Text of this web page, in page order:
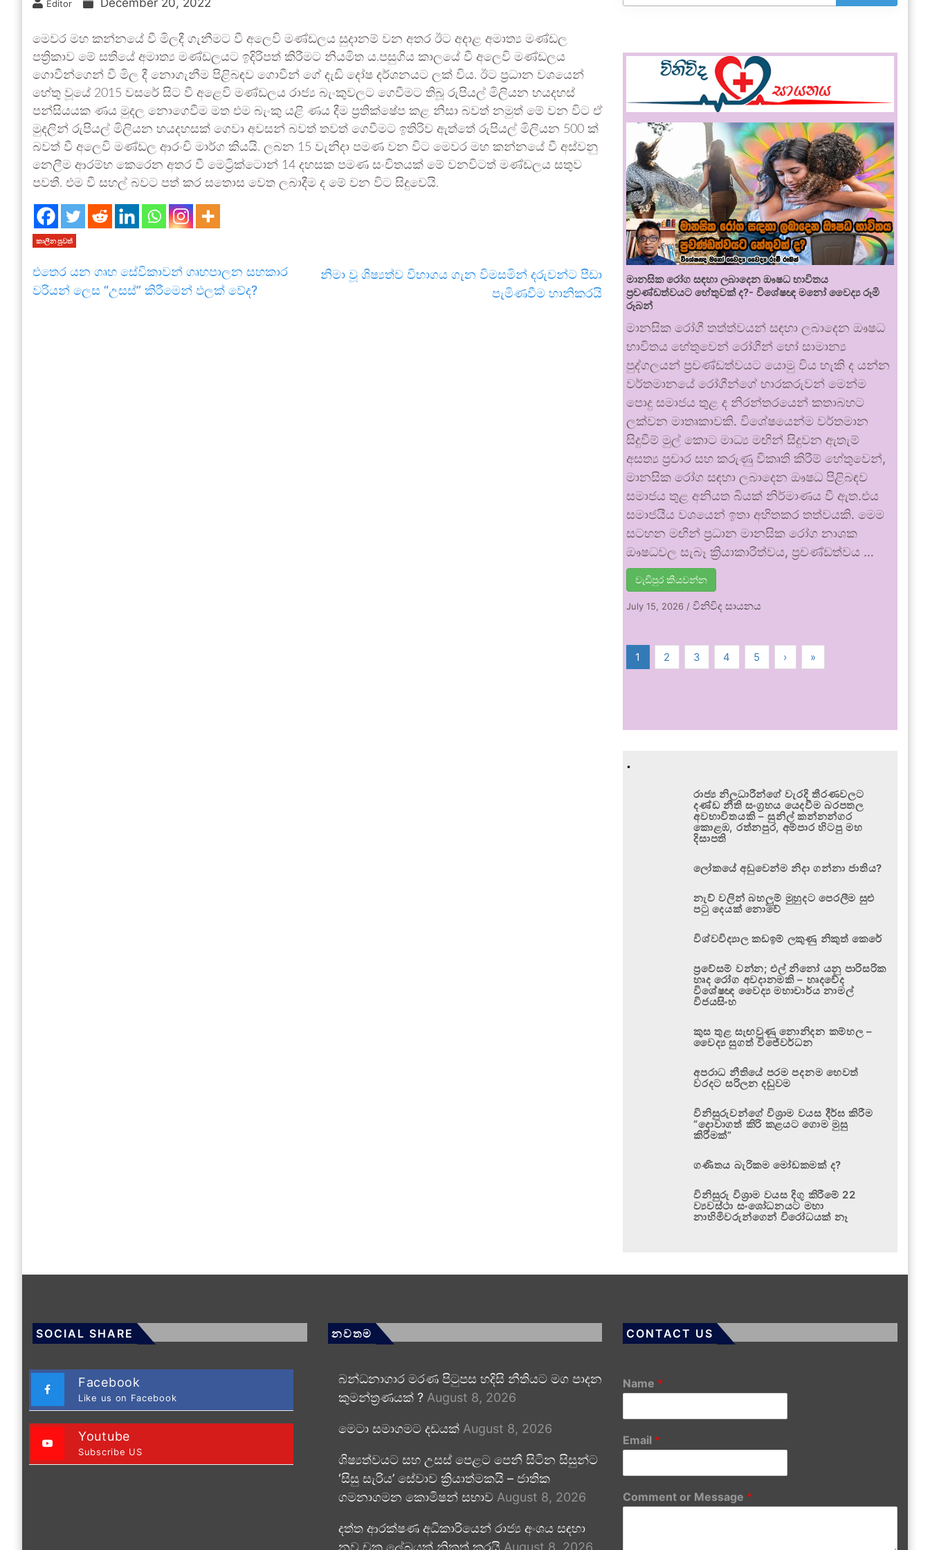
Editor December 20, 2022
මෙවර මහ කන්නයේ වී මිලදී ගැනීමට වී අලෙවි මණ්ඩලය සුදානම් වන අතර ඊට අදාළ අමාත්‍ය මණ්ඩල
පත්‍රිකාව මේ සතියේ අමාත්‍ය මණ්ඩලයට ඉදිරිපත් කිරීමට නියමිත ය.පසුගිය කාලයේ වී අලෙවි මණ්ඩලය
ගොවීන්ගෙන් වී මිල දී නොගැනීම පිළිබඳව ගොවීන් ගේ දැඩි දෝෂ දර්ශනයට ලක් විය. ඊට ප්‍රධාන වශයෙන්
හේතු වූයේ 2015 වසරේ සිට වී අළෙවි මණ්ඩලය රාජ්‍ය බැංකුවලට ගෙවීමට තිබූ රුපියල් මිලියන හයදහස්
පන්සියයක ණය මුදල නොගෙවීම මත එම බැංකු යළි ණය දීම ප්‍රතික්ෂේප කළ නිසා බවත් නමුත් මේ වන විට ඒ
මුදලින් රුපියල් මිලියන හයදහසක් ගෙවා අවසන් බවත් තවත් ගෙවීමට ඉතිරිව ඇත්තේ රුපියල් මිලියන 500 ක්
බවත් වී අලෙවි මණ්ඩල ආරංචි මාර්ග කියයි. ලබන 15 වැනිදා පමණ වන විට මෙවර මහ කන්නයේ වී අස්වනු
නෙලීම ආරම්භ කෙරෙන අතර වී මෙට්‍රික්ටොන් 14 දහසක පමණ සංචිතයක් මේ වනවිටත් මණ්ඩලය සතුව
පවතී. එම වී සහල් බවට පත් කර සතොස වෙත ලබාදීම ද මේ වන විට සිදුවෙයි.
කාලීන පුවත්
එතෙර යන ගෘහ සේවිකාවන් ගෘහපාලන සහකාර
වරියන් ලෙස “උසස්” කිරීමෙන් ඵලක් වේද?
නිමා වූ ශිෂ්‍යත්ව විභාගය ගැන විමසමින් දරුවන්ට පීඩා
පැමිණවීම හානිකරයි
මානසික රෝග සඳහා ලබාදෙන ඖෂධ භාවිතය
ප්‍රචණ්ඩත්වයට හේතුවක් ද?- විශේෂඥ මනෝ වෛද්‍ය රූමි
රූබන්
මානසික රෝගී තත්ත්වයන් සඳහා ලබාදෙන ඖෂධ
භාවිතය හේතුවෙන් රෝගීන් හෝ සාමාන්‍ය
පුද්ගලයන් ප්‍රචණ්ඩත්වයට යොමු විය හැකි ද යන්න
වර්තමානයේ රෝගීන්ගේ භාරකරුවන් මෙන්ම
පොදු සමාජය තුළ ද නිරන්තරයෙන් කතාබහට
ලක්වන මාතෘකාවකි. විශේෂයෙන්ම වර්තමාන
සිදුවීම් මුල් කොට මාධ්‍ය මඟින් සිදුවන ඇතැම්
අසත්‍ය ප්‍රචාර සහ කරුණු විකෘති කිරීම් හේතුවෙන්,
මානසික රෝග සඳහා ලබාදෙන ඖෂධ පිළිබඳව
සමාජය තුළ අනියත බියක් නිර්මාණය වී ඇත.එය
සමාජයීය වශයෙන් ඉතා අහිතකර තත්වයකි. මෙම
සටහන මඟින් ප්‍රධාන මානසික රෝග නාශක
ඖෂධවල සැබෑ ක්‍රියාකාරීත්වය, ප්‍රචණ්ඩත්වය …
වැඩිපුර කියවන්න
July 15, 2026 /විනිවිද සායනය
1 2 3 4 5 › »
.
රාජ්‍ය නිලධාරීන්ගේ වැරදි තීරණවලට
දණ්ඩ නීති සංග්‍රහය යෙදවීම බරපතල
අවභාවිතයකි – සුනිල් කන්නන්ගර
කොළඹ, රත්නපුර, අම්පාර හිටපු මහ
දිසාපති
ලෝකයේ අඩුවෙන්ම නිදා ගන්නා ජාතිය?
නැව් වලින් බහලුම් මුහුදට පෙරලීම සුළු
පටු දෙයක් නොවේ
විශ්වවිද්‍යාල කඩඉම් ලකුණු නිකුත් කෙරේ
ප්‍රවේසම් වන්න; එල් නිනෝ යනු පාරිසරික
හෘද රෝග අවදානමකි – හෘදවේද
විශේෂඥ වෛද්‍ය මහාචාර්ය නාමල්
විජයසිංහ
කුස තුළ සැඟවුණු නොනිදන කම්හල –
වෛද්‍ය සුගත් විජේවර්ධන
අපරාධ නීතියේ පරම පදනම හෙවත්
වරදට සරිලන දඬුවම
විනිසුරුවන්ගේ විශ්‍රාම වයස දීර්ඝ කිරීම
“දොවාගත් කිරි කළයට ගොම මුසු
කිරීමක්”
ගණිතය බැරිකම මෝඩකමක් ද?
විනිසුරු විශ්‍රාම වයස දිගු කිරීමේ 22
ව්‍යවස්ථා සංශෝධනයට මහා
නාහිමිවරුන්ගෙන් විරෝධයක් නෑ
SOCIAL SHARE
Facebook
Like us on Facebook
Youtube
Subscribe US
නවතම
බන්ධනාගාර මරණ පිටුපස හදිසි නීතියට මග පාදන
කුමන්ත්‍රණයක් ? August 8, 2026
මෙටා සමාගමට දඩයක් August 8, 2026
ශිෂ්‍යත්වයට සහ උසස් පෙළට පෙනී සිටින සිසුන්ට
‘සිසු සැරිය’ සේවාව ක්‍රියාත්මකයි – ජාතික
ගමනාගමන කොමිෂන් සභාව August 8, 2026
දත්ත ආරක්ෂණ අධිකාරියෙන් රාජ්‍ය අංශය සඳහා
නව චක්‍ර ලේඛයක් නිකුත් කරයි August 8, 2026
CONTACT US
Name *
Email *
Comment or Message *